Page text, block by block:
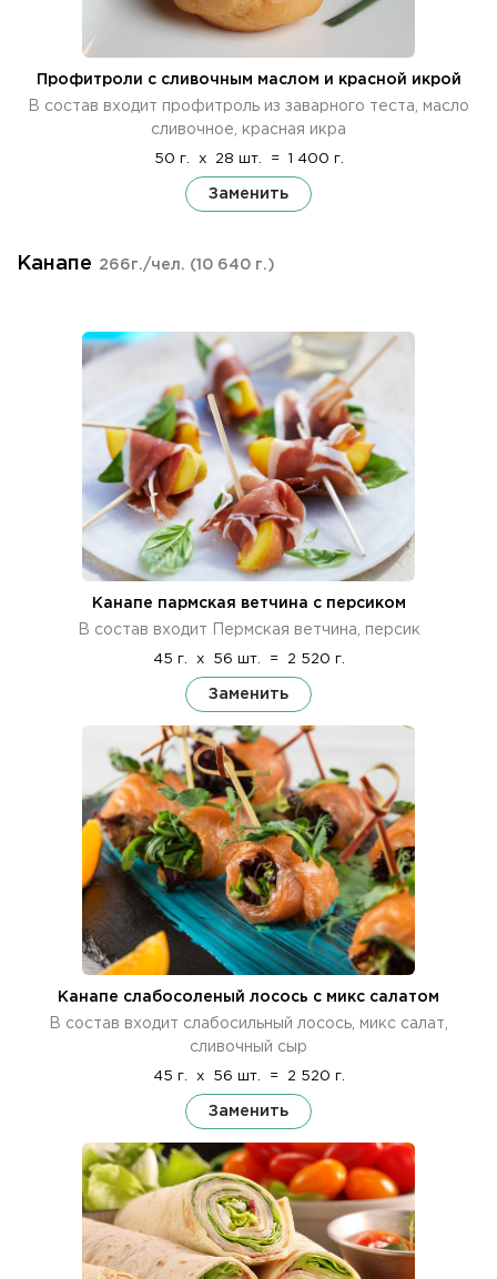
Профитроли с сливочным маслом и красной икрой
В состав входит профитроль из заварного теста, масло
сливочное, красная икра
50 г. x 28 шт. = 1 400 г.
Заменить
Канапе 266г./чел. (10 640 г.)
Канапе пармская ветчина с персиком
В состав входит Пермская ветчина, персик
45 г. x 56 шт. = 2 520 г.
Заменить
Канапе слабосоленый лосось с микс салатом
В состав входит слабосильный лосось, микс салат,
сливочный сыр
45 г. x 56 шт. = 2 520 г.
Заменить